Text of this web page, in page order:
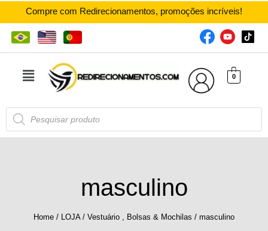
Compre com Redirecionamentos, promoções incríveis!
0
masculino
Home / LOJA / Vestuário , Bolsas & Mochilas / masculino